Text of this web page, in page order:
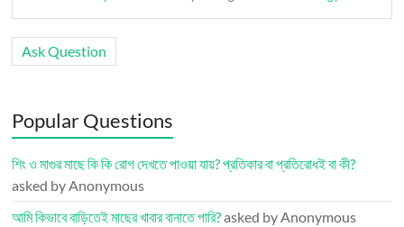
Ask Question
Popular Questions
শিং ও মাগুর মাছে কি কি রোগ দেখতে পাওয়া যায়? প্রতিকার বা প্রতিরোধই বা কী?
asked by Anonymous
আমি কিভাবে বাড়িতেই মাছের খাবার বানাতে পারি?asked by Anonymous